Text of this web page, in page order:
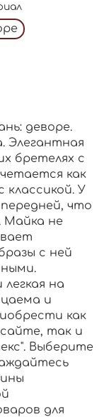
деворе.
Элегантная
бретелях с
как
У
что
Майка не
с ней
на
и
как
так и
Выберите
для